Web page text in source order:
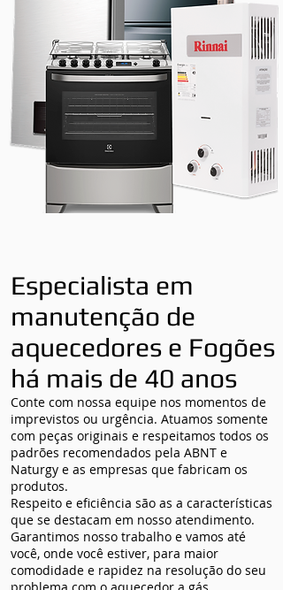
Especialista em
manutenção de
aquecedores e Fogões
há mais de 40 anos
Conte com nossa equipe nos momentos de
imprevistos ou urgência. Atuamos somente
com peças originais e respeitamos todos os
padrões recomendados pela ABNT e
Naturgy e as empresas que fabricam os
produtos.
Respeito e eficiência são as a características
que se destacam em nosso atendimento.
Garantimos nosso trabalho e vamos até
você, onde você estiver, para maior
comodidade e rapidez na resolução do seu